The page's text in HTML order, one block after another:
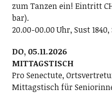
zum Tanzen ein! Eintritt
bar).
20.00-00.00 Uhr, Sust
DO, 05.11.2026
MITTAGSTISCH
Pro Senectute,
Mittagstisch für